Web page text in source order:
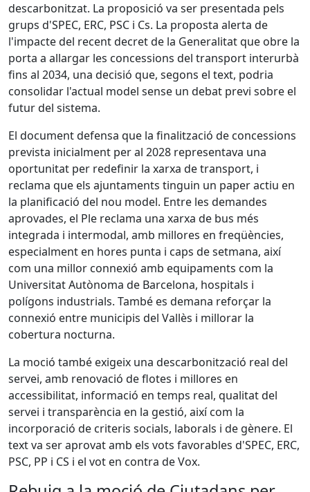
descarbonitzat. La proposició va ser presentada pels
grups d'SPEC, ERC, PSC i Cs. La proposta alerta de
l'impacte del recent decret de la Generalitat que obre la
porta a allargar les concessions del transport interurbà
fins al 2034, una decisió que, segons el text, podria
consolidar l'actual model sense un debat previ sobre el
futur del sistema.
El document defensa que la finalització de concessions
prevista inicialment per al 2028 representava una
oportunitat per redefinir la xarxa de transport, i
reclama que els ajuntaments tinguin un paper actiu en
la planificació del nou model. Entre les demandes
aprovades, el Ple reclama una xarxa de bus més
integrada i intermodal, amb millores en freqüències,
especialment en hores punta i caps de setmana, així
com una millor connexió amb equipaments com la
Universitat Autònoma de Barcelona, hospitals i
polígons industrials. També es demana reforçar la
connexió entre municipis del Vallès i millorar la
cobertura nocturna.
La moció també exigeix una descarbonització real del
servei, amb renovació de flotes i millores en
accessibilitat, informació en temps real, qualitat del
servei i transparència en la gestió, així com la
incorporació de criteris socials, laborals i de gènere. El
text va ser aprovat amb els vots favorables d'SPEC, ERC,
PSC, PP i CS i el vot en contra de Vox.